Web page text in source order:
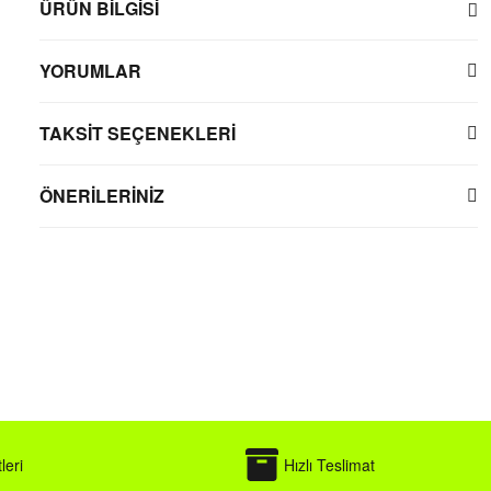
ÜRÜN BİLGİSİ
YORUMLAR
TAKSİT SEÇENEKLERİ
ÖNERİLERİNİZ
Hızlı Teslimat